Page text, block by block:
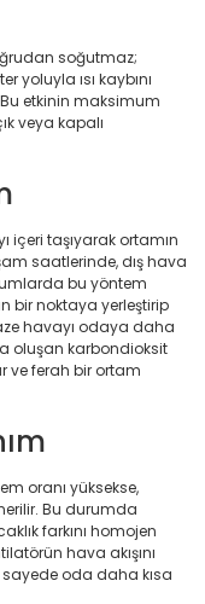
soğutmaz;
yoluyla ısı kaybını
Bu etkinin maksimum
veya kapalı
içeri taşıyarak ortamın
saatlerinde, dış hava
bu yöntem
bir noktaya yerleştirip
havayı odaya daha
oluşan karbondioksit
ve ferah bir ortam
oranı yüksekse,
Bu durumda
farkını homojen
hava akışını
sayede oda daha kısa